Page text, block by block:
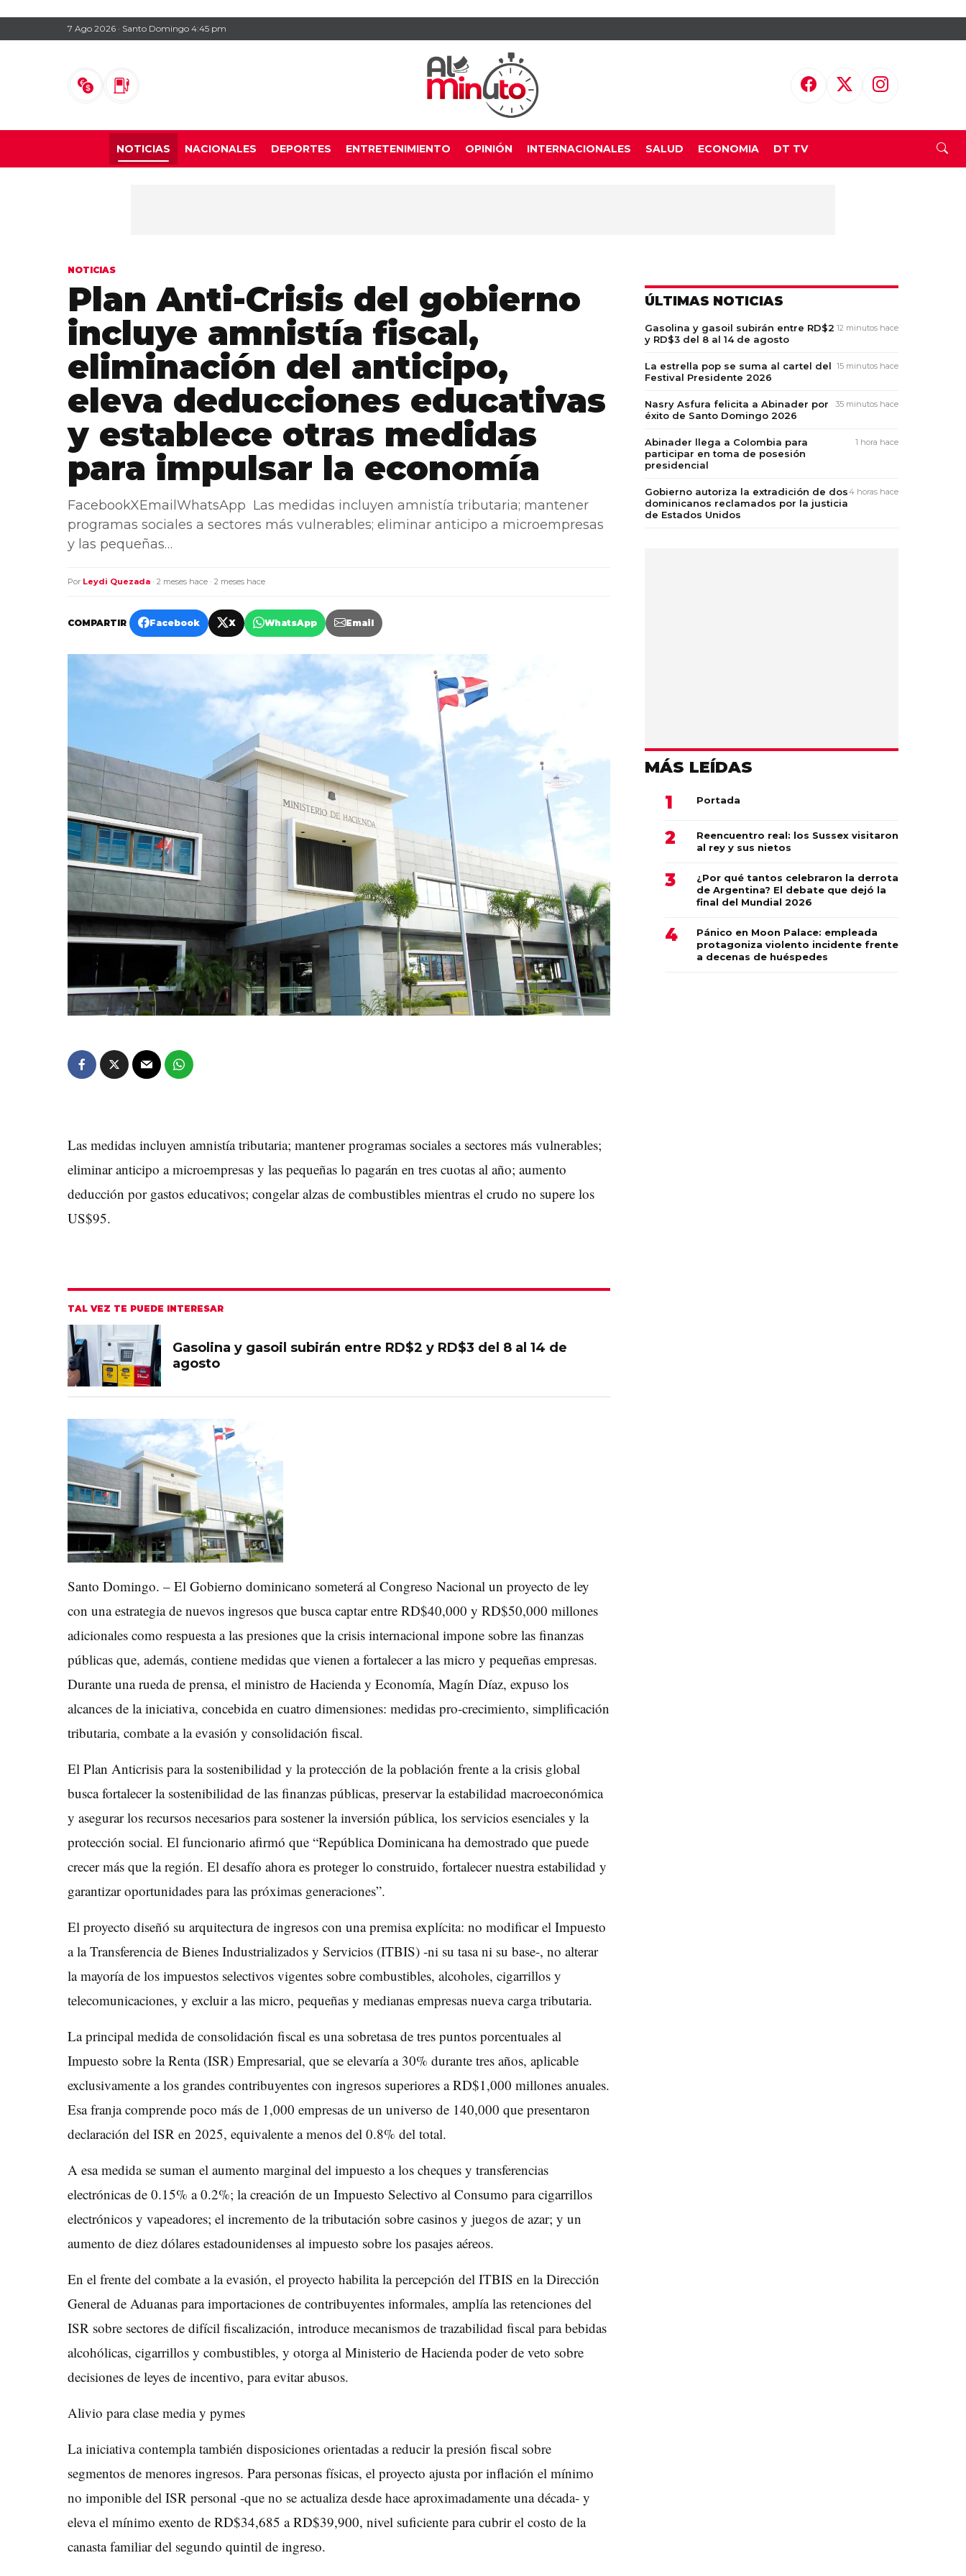
7 Ago 2026 · Santo Domingo 4:45 pm
NOTICIAS NACIONALES DEPORTES ENTRETENIMIENTO OPINIÓN INTERNACIONALES SALUD ECONOMIA DT TV
NOTICIAS
Plan Anti-Crisis del gobierno
incluye amnistía fiscal,
eliminación del anticipo,
eleva deducciones educativas
y establece otras medidas
para impulsar la economía
FacebookXEmailWhatsApp Las medidas incluyen amnistía tributaria; mantener
programas sociales a sectores más vulnerables; eliminar anticipo a microempresas
y las pequeñas…
Por Leydi Quezada · 2 meses hace · 2 meses hace
COMPARTIR Facebook X WhatsApp Email
Las medidas incluyen amnistía tributaria; mantener programas sociales a sectores más vulnerables;
eliminar anticipo a microempresas y las pequeñas lo pagarán en tres cuotas al año; aumento
deducción por gastos educativos; congelar alzas de combustibles mientras el crudo no supere los
US$95.
TAL VEZ TE PUEDE INTERESAR
Gasolina y gasoil subirán entre RD$2 y RD$3 del 8 al 14 de
agosto
Santo Domingo. – El Gobierno dominicano someterá al Congreso Nacional un proyecto de ley
con una estrategia de nuevos ingresos que busca captar entre RD$40,000 y RD$50,000 millones
adicionales como respuesta a las presiones que la crisis internacional impone sobre las finanzas
públicas que, además, contiene medidas que vienen a fortalecer a las micro y pequeñas empresas.
Durante una rueda de prensa, el ministro de Hacienda y Economía, Magín Díaz, expuso los
alcances de la iniciativa, concebida en cuatro dimensiones: medidas pro-crecimiento, simplificación
tributaria, combate a la evasión y consolidación fiscal.
El Plan Anticrisis para la sostenibilidad y la protección de la población frente a la crisis global
busca fortalecer la sostenibilidad de las finanzas públicas, preservar la estabilidad macroeconómica
y asegurar los recursos necesarios para sostener la inversión pública, los servicios esenciales y la
protección social. El funcionario afirmó que “República Dominicana ha demostrado que puede
crecer más que la región. El desafío ahora es proteger lo construido, fortalecer nuestra estabilidad y
garantizar oportunidades para las próximas generaciones”.
El proyecto diseñó su arquitectura de ingresos con una premisa explícita: no modificar el Impuesto
a la Transferencia de Bienes Industrializados y Servicios (ITBIS) -ni su tasa ni su base-, no alterar
la mayoría de los impuestos selectivos vigentes sobre combustibles, alcoholes, cigarrillos y
telecomunicaciones, y excluir a las micro, pequeñas y medianas empresas nueva carga tributaria.
La principal medida de consolidación fiscal es una sobretasa de tres puntos porcentuales al
Impuesto sobre la Renta (ISR) Empresarial, que se elevaría a 30% durante tres años, aplicable
exclusivamente a los grandes contribuyentes con ingresos superiores a RD$1,000 millones anuales.
Esa franja comprende poco más de 1,000 empresas de un universo de 140,000 que presentaron
declaración del ISR en 2025, equivalente a menos del 0.8% del total.
A esa medida se suman el aumento marginal del impuesto a los cheques y transferencias
electrónicas de 0.15% a 0.2%; la creación de un Impuesto Selectivo al Consumo para cigarrillos
electrónicos y vapeadores; el incremento de la tributación sobre casinos y juegos de azar; y un
aumento de diez dólares estadounidenses al impuesto sobre los pasajes aéreos.
En el frente del combate a la evasión, el proyecto habilita la percepción del ITBIS en la Dirección
General de Aduanas para importaciones de contribuyentes informales, amplía las retenciones del
ISR sobre sectores de difícil fiscalización, introduce mecanismos de trazabilidad fiscal para bebidas
alcohólicas, cigarrillos y combustibles, y otorga al Ministerio de Hacienda poder de veto sobre
decisiones de leyes de incentivo, para evitar abusos.
Alivio para clase media y pymes
La iniciativa contempla también disposiciones orientadas a reducir la presión fiscal sobre
segmentos de menores ingresos. Para personas físicas, el proyecto ajusta por inflación el mínimo
no imponible del ISR personal -que no se actualiza desde hace aproximadamente una década- y
eleva el mínimo exento de RD$34,685 a RD$39,900, nivel suficiente para cubrir el costo de la
canasta familiar del segundo quintil de ingreso.
ÚLTIMAS NOTICIAS
Gasolina y gasoil subirán entre RD$2
y RD$3 del 8 al 14 de agosto
12 minutos hace
La estrella pop se suma al cartel del
Festival Presidente 2026
15 minutos hace
Nasry Asfura felicita a Abinader por
éxito de Santo Domingo 2026
35 minutos hace
Abinader llega a Colombia para
participar en toma de posesión
presidencial
1 hora hace
Gobierno autoriza la extradición de dos
dominicanos reclamados por la justicia
de Estados Unidos
4 horas hace
MÁS LEÍDAS
Portada
Reencuentro real: los Sussex visitaron
al rey y sus nietos
¿Por qué tantos celebraron la derrota
de Argentina? El debate que dejó la
final del Mundial 2026
Pánico en Moon Palace: empleada
protagoniza violento incidente frente
a decenas de huéspedes